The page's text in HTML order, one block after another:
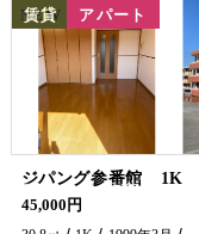
賃貸
NEW アパート
ジパング参番館 1K
日当たり最高(*^-^*) スーパー・コンビニ徒歩圏内の物件が
45,000円